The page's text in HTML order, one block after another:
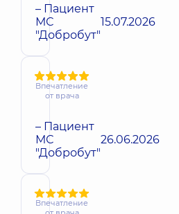
– Пациент
МС
"Добробут"
15.07.2026
Впечатление
от врача
– Пациент
МС
"Добробут"
26.06.2026
Впечатление